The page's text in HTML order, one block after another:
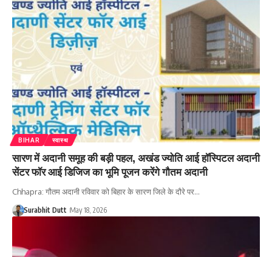
BIHAR स्वास्थ
सारण में अदानी समूह की बड़ी पहल, अखंड ज्योति आई हॉस्पिटल अदानी
सेंटर फॉर आई डिजिज का भूमि पूजन करेंगे गौतम अदानी
Chhapra: गौतम अदानी रविवार को बिहार के सारण जिले के दौरे पर…
Surabhit Dutt May 18, 2026